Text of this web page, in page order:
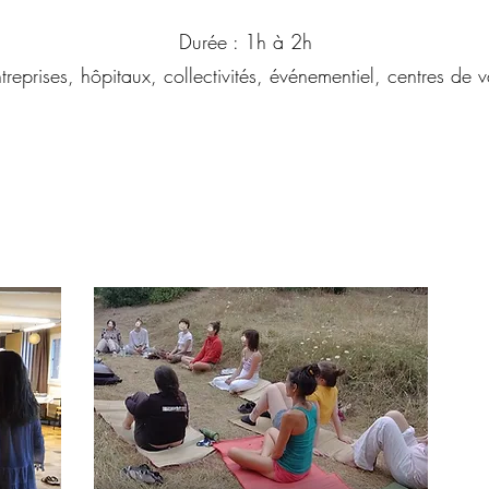
Durée : 1h à 2h
hôpitaux, collectivités, événementiel, centres de